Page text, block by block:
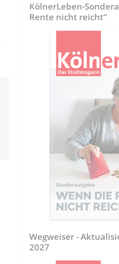
KölnerLeben-
Rente nicht reicht“
Wegweiser -
2027